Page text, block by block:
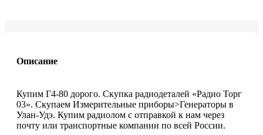
Описание
Купим Г4-80 дорого. Скупка радиодеталей «Радио Торг
03». Скупаем Измерительные приборы>Генераторы в
Улан-Удэ. Купим радиолом с отправкой к нам через
почту или транспортные компании по всей России.